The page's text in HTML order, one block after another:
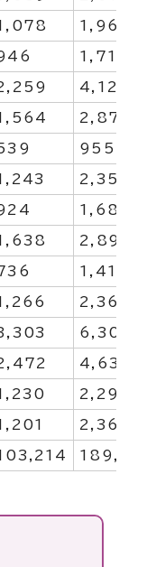
1,967
1,714
4,121
2,878
955
2,350
1,685
2,894
1,410
2,361
6,309
4,636
2,295
2,362
189,080